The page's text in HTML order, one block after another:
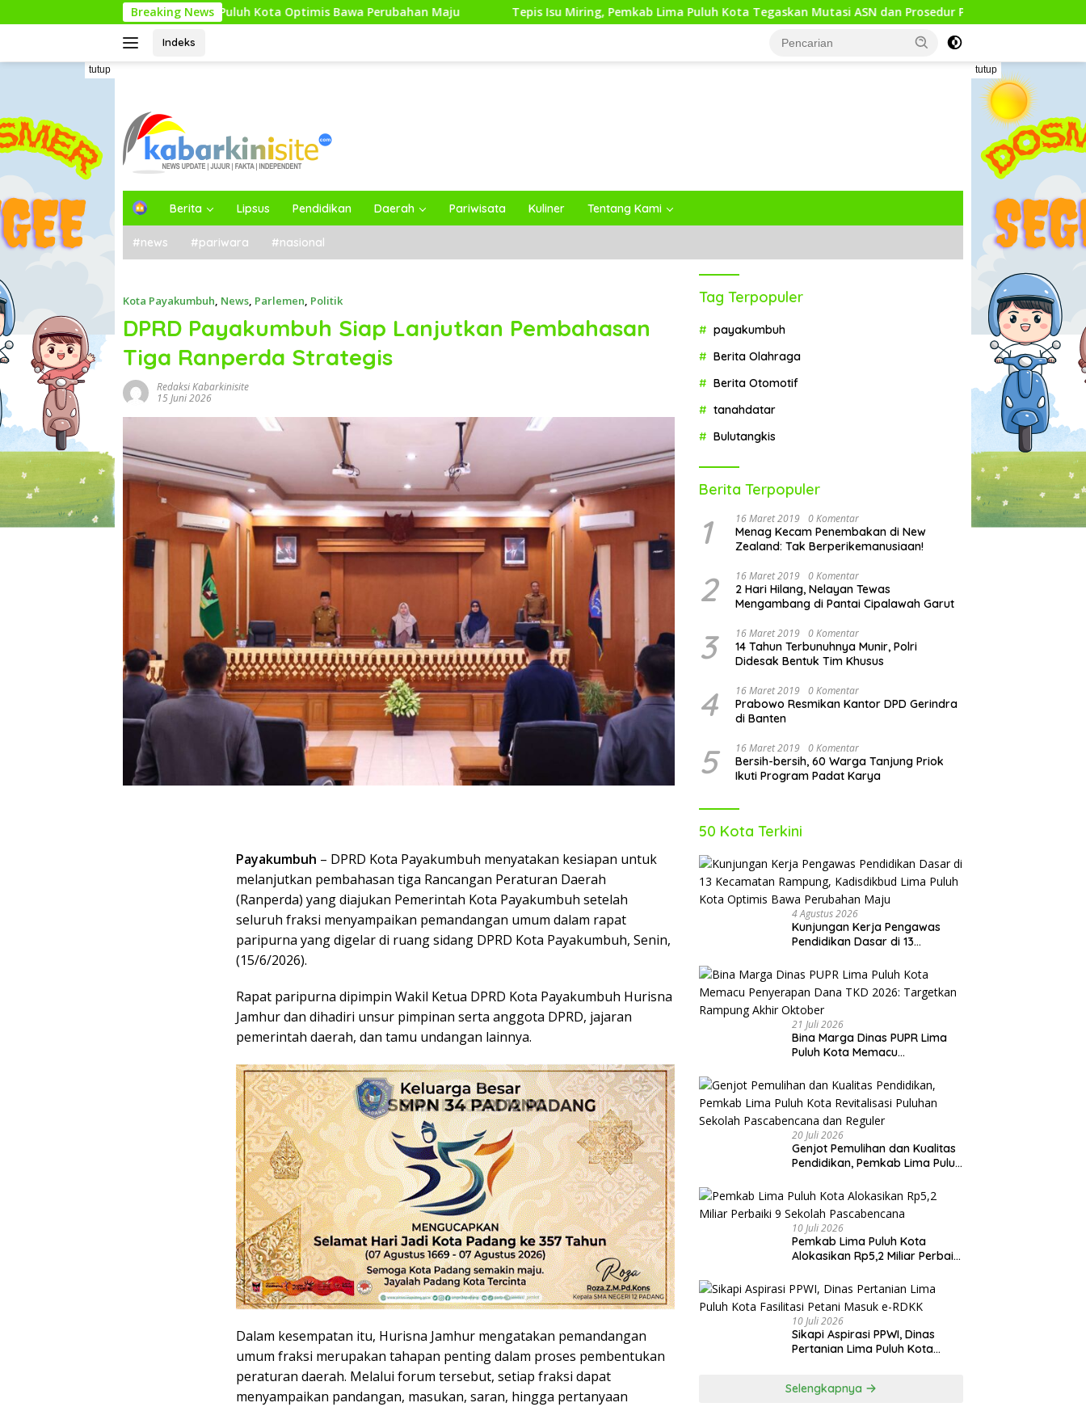
ke
Breaking News
Lima Puluh Kota Optimis Bawa Perubahan Maju Tepis Isu Miring, Pemkab Lima Puluh Kota Tegaskan Mutasi ASN dan Prosedur Pengadaan Sesuai Aturan
Indeks
tutup tutup
H
e
Berita Lipsus Pendidikan Daerah Pariwisata Kuliner Tentang Kami
#news #pariwara #nasional
Kota Payakumbuh, News, Parlemen, Politik
DPRD Payakumbuh Siap Lanjutkan Pembahasan
Tiga Ranperda Strategis
Redaksi Kabarkinisite
15 Juni 2026
Payakumbuh – DPRD Kota Payakumbuh menyatakan kesiapan untuk
melanjutkan pembahasan tiga Rancangan Peraturan Daerah
(Ranperda) yang diajukan Pemerintah Kota Payakumbuh setelah
seluruh fraksi menyampaikan pemandangan umum dalam rapat
paripurna yang digelar di ruang sidang DPRD Kota Payakumbuh, Senin,
(15/6/2026).
Rapat paripurna dipimpin Wakil Ketua DPRD Kota Payakumbuh Hurisna
Jamhur dan dihadiri unsur pimpinan serta anggota DPRD, jajaran
pemerintah daerah, dan tamu undangan lainnya.
Dalam kesempatan itu, Hurisna Jamhur mengatakan pemandangan
umum fraksi merupakan tahapan penting dalam proses pembentukan
peraturan daerah. Melalui forum tersebut, setiap fraksi dapat
menyampaikan pandangan, masukan, saran, hingga pertanyaan
Tag Terpopuler
payakumbuh
Berita Olahraga
Berita Otomotif
tanahdatar
Bulutangkis
Berita Terpopuler
1 16 Maret 2019 0 Komentar
Menag Kecam Penembakan di New
Zealand: Tak Berperikemanusiaan!
2 16 Maret 2019 0 Komentar
2 Hari Hilang, Nelayan Tewas
Mengambang di Pantai Cipalawah Garut
3 16 Maret 2019 0 Komentar
14 Tahun Terbunuhnya Munir, Polri
Didesak Bentuk Tim Khusus
4 16 Maret 2019 0 Komentar
Prabowo Resmikan Kantor DPD Gerindra
di Banten
5 16 Maret 2019 0 Komentar
Bersih-bersih, 60 Warga Tanjung Priok
Ikuti Program Padat Karya
50 Kota Terkini
4 Agustus 2026
Kunjungan Kerja Pengawas
Pendidikan Dasar di 13
Kadisdikbud Lima Puluh Kota
Optimis Bawa Perubahan Maju
21 Juli 2026
Bina Marga Dinas PUPR Lima
Puluh Kota Memacu
Targetkan Rampung Akhir
Oktober
20 Juli 2026
Genjot Pemulihan dan Kualitas
Pendidikan, Pemkab Lima Puluh
Sekolah Pascabencana dan
Reguler
10 Juli 2026
Pemkab Lima Puluh Kota
Alokasikan Rp5,2 Miliar Perbaiki
10 Juli 2026
Sikapi Aspirasi PPWI, Dinas
Pertanian Lima Puluh Kota
Selengkapnya